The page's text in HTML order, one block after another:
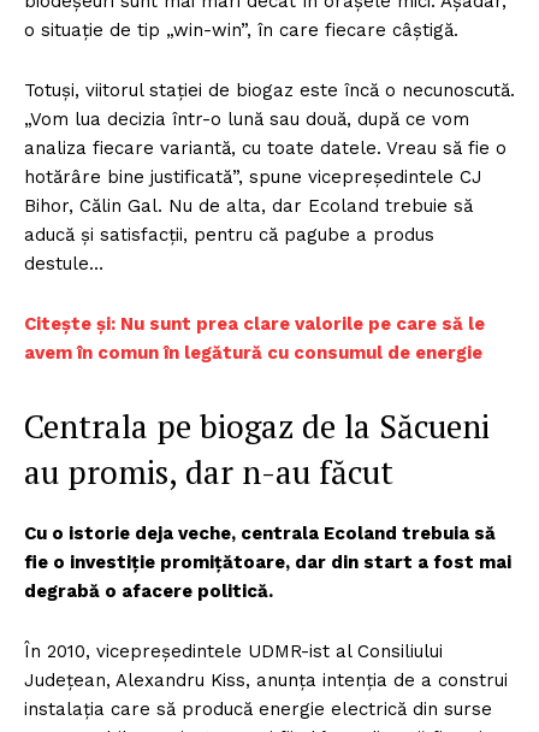
o situație de tip „win-win”, în care fiecare câștigă.
Totuși, viitorul stației de biogaz este încă o necunoscută.
„Vom lua decizia într-o lună sau două, după ce vom
analiza fiecare variantă, cu toate datele. Vreau să fie o
hotărâre bine justificată”, spune vicepreședintele CJ
Bihor, Călin Gal. Nu de alta, dar Ecoland trebuie să
aducă și satisfacții, pentru că pagube a produs
destule…
Citește și: Nu sunt prea clare valorile pe care să le
avem în comun în legătură cu consumul de energie
Centrala pe biogaz de la Săcueni
au promis, dar n-au făcut
Cu o istorie deja veche, centrala Ecoland trebuia să
fie o investiție promițătoare, dar din start a fost mai
degrabă o afacere politică.
În 2010, vicepreședintele UDMR-ist al Consiliului
Județean, Alexandru Kiss, anunța intenția de a construi
instalația care să producă energie electrică din surse